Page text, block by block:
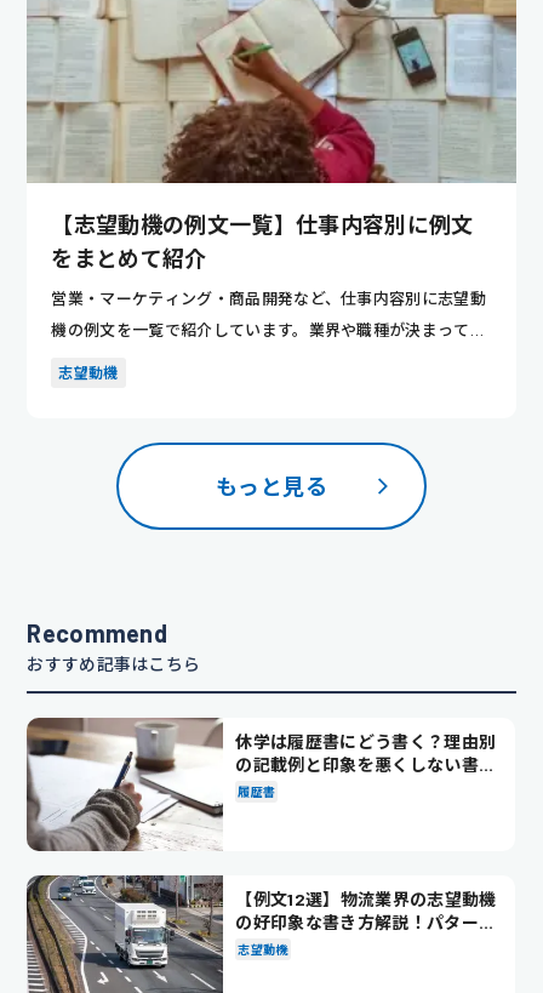
【志望動機の例文一覧】仕事内容別に例文
をまとめて紹介
営業・マーケティング・商品開発など、仕事内容別に志望動
機の例文を一覧で紹介しています。業界や職種が決まってい
ない人でも、...
志望動機
もっと見る
Recommend
おすすめ記事はこちら
休学は履歴書にどう書く？理由別
の記載例と印象を悪くしない書き
方を解説
履歴書
【例文12選】物流業界の志望動機
の好印象な書き方解説！パターン
別の例文も紹介
志望動機